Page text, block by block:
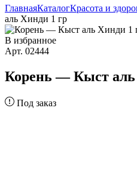
ГлавнаяКаталогКрасота и
аль Хинди 1 гр
В избранное
Арт. 02444
Корень — Кыст аль
Под заказ